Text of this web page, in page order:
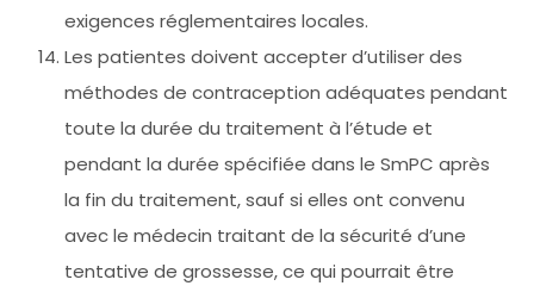
exigences réglementaires locales.
Les patientes doivent accepter d’utiliser des
méthodes de contraception adéquates pendant
toute la durée du traitement à l’étude et
pendant la durée spécifiée dans le SmPC après
la fin du traitement, sauf si elles ont convenu
avec le médecin traitant de la sécurité d’une
tentative de grossesse, ce qui pourrait être